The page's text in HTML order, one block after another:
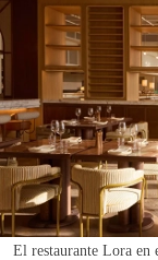
El restaurante Lora en